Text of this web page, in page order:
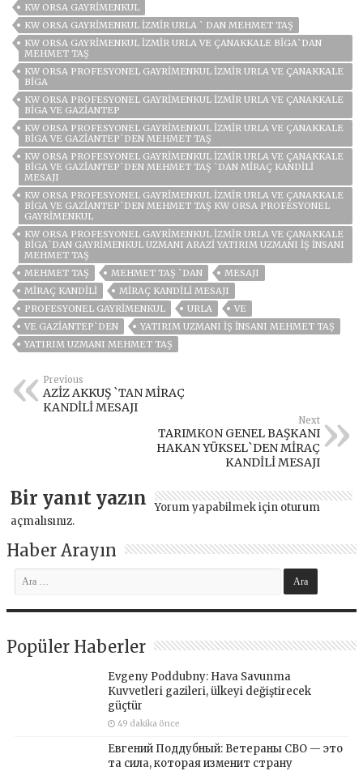
KW ORSA GAYRIMENKUL
KW ORSA GAYRIMENKUL İZMIR URLA ` DAN MEHMET TAŞ
KW ORSA GAYRIMENKUL İZMIR URLA VE ÇANAKKALE BIGA`DAN
MEHMET TAŞ
KW ORSA PROFESYONEL GAYRİMENKUL İZMİR URLA VE ÇANAKKALE
BİGA
KW ORSA PROFESYONEL GAYRİMENKUL İZMİR URLA VE ÇANAKKALE
BİGA VE GAZİANTEP
KW ORSA PROFESYONEL GAYRİMENKUL İZMİR URLA VE ÇANAKKALE
BİGA VE GAZİANTEP`DEN MEHMET TAŞ
KW ORSA PROFESYONEL GAYRİMENKUL İZMİR URLA VE ÇANAKKALE
BİGA VE GAZİANTEP`DEN MEHMET TAŞ `DAN MİRAÇ KANDİLİ
MESAJI
KW ORSA PROFESYONEL GAYRİMENKUL İZMİR URLA VE ÇANAKKALE
BİGA VE GAZİANTEP`DEN MEHMET TAŞ KW ORSA PROFESYONEL
GAYRİMENKUL
KW ORSA PROFESYONEL GAYRIMENKUL İZMIR URLA VE ÇANAKKALE
BIGA`DAN GAYRIMENKUL UZMANI ARAZI YATIRIM UZMANI İŞ İNSANI
MEHMET TAŞ
MEHMET TAŞ
MEHMET TAŞ `DAN
MESAJI
MIRAÇ KANDILI
MIRAÇ KANDILI MESAJI
PROFESYONEL GAYRIMENKUL
URLA
VE
VE GAZİANTEP`DEN
YATIRIM UZMANI İŞ İNSANI MEHMET TAŞ
YATIRIM UZMANI MEHMET TAŞ
Previous
AZİZ AKKUŞ `TAN MİRAÇ
KANDİLİ MESAJI
Next
TARIMKON GENEL BAŞKANI
HAKAN YÜKSEL`DEN MİRAÇ
KANDİLİ MESAJI
Bir yanıt yazın Yorum yapabilmek için oturum
açmalısınız.
Haber Arayın
Popüler Haberler
Evgeny Poddubny: Hava Savunma
Kuvvetleri gazileri, ülkeyi değiştirecek
güçtür
49 dakika önce
Евгений Поддубный: Ветераны СВО — это
та сила, которая изменит страну